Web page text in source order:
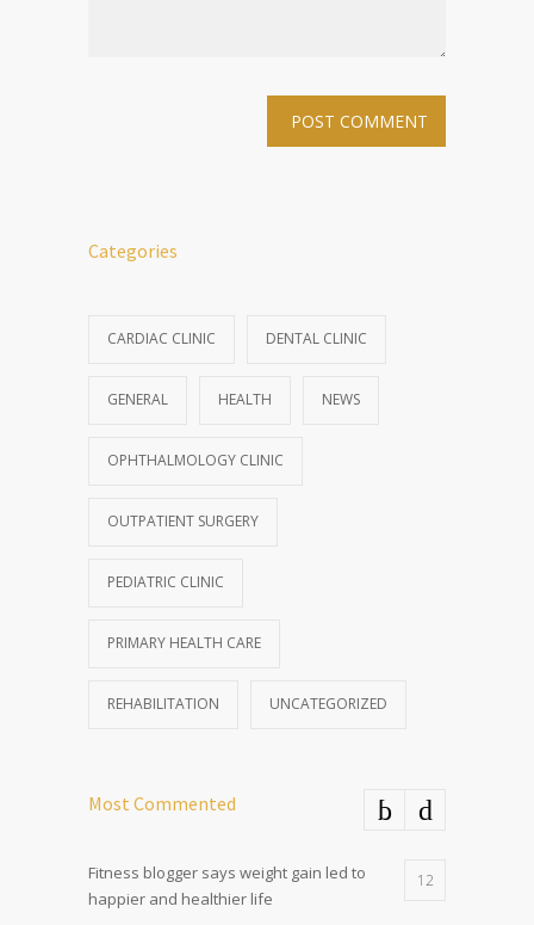
Categories
CARDIAC CLINIC DENTAL CLINIC
GENERAL HEALTH NEWS
OPHTHALMOLOGY CLINIC
OUTPATIENT SURGERY
PEDIATRIC CLINIC
PRIMARY HEALTH CARE
REHABILITATION UNCATEGORIZED
Most Commented
Fitness blogger says weight gain led to
happier and healthier life
12